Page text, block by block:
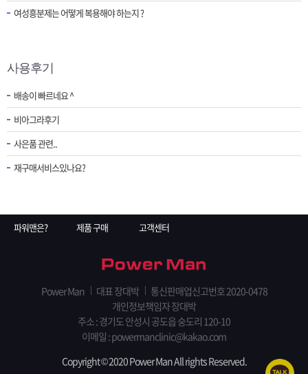
여성흥분제는 어떻게 복용해야 하는지 ?
사용후기
배송이 빠르네요 ^
비아그라후기
사은품 관련..
재구매서비스있나요?
파워맨은? 제품 구매 고객센터
Power Man 대표 장대박
통신판매업신고번호 2020-0478
개인정보책임자 장대박
주소 : 경기도 안성시 공도읍 숭도리 120-10
이메일 :powermanclinic@kakao.com
Copyright © 2020 Power Man All rights Reserved.